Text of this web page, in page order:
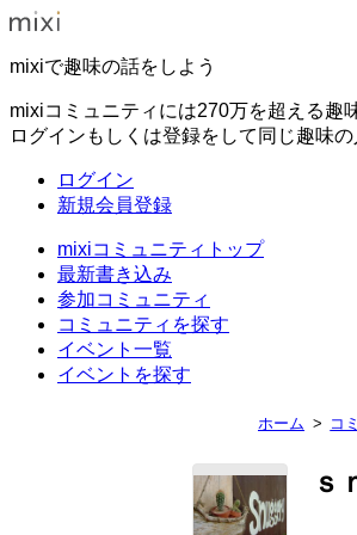
mixiで趣味の話をしよう
mixiコミュニティには270万を超える趣
ログインもしくは登録をして同じ趣味
ログイン
新規会員登録
mixiコミュニティトップ
最新書き込み
参加コミュニティ
コミュニティを探す
イベント一覧
イベントを探す
ホーム コ
ｓ